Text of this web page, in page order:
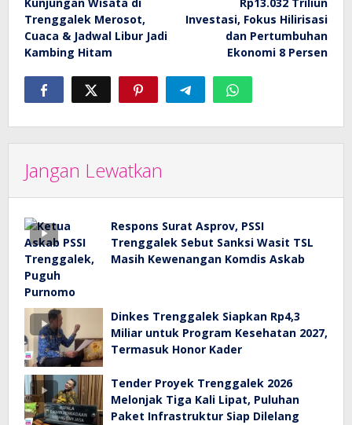
Trenggalek Merosot,
Cuaca & Jadwal Libur Jadi
Kambing Hitam
Investasi, Fokus Hilirisasi
dan Pertumbuhan
Ekonomi 8 Persen
Jangan Lewatkan
Respons Surat Asprov, PSSI
Trenggalek Sebut Sanksi Wasit TSL
Masih Kewenangan Komdis Askab
Dinkes Trenggalek Siapkan Rp4,3
Miliar untuk Program Kesehatan 2027,
Termasuk Honor Kader
Tender Proyek Trenggalek 2026
Melonjak Tiga Kali Lipat, Puluhan
Paket Infrastruktur Siap Dilelang